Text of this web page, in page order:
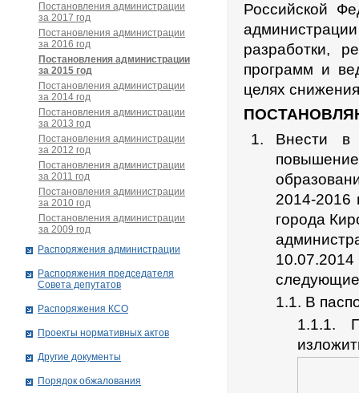
Российской
разработки,
программ и
целях
Внести в
2014-2016
города
1.1. В
1.1.1.
Постановления администрации
за 2017 год
Постановления администрации
за 2016 год
Постановления администрации
за 2015 год
Постановления администрации
за 2014 год
Постановления администрации
за 2013 год
Постановления администрации
за 2012 год
Постановления администрации
за 2011 год
Постановления администрации
за 2010 год
Постановления администрации
за 2009 год
Распоряжения администрации
Распоряжения председателя
Совета депутатов
Распоряжения КСО
Проекты нормативных актов
Другие документы
Порядок обжалования